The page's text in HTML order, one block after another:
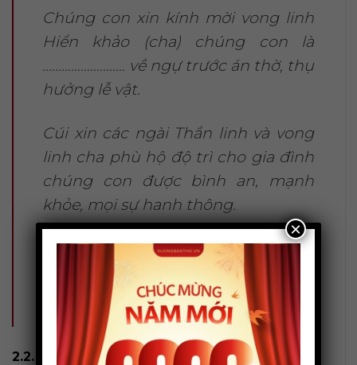
Chúng con xin kính mời vong linh
Hiển khảo (cha) chúng con là
…………………….. về ngự trước án thờ, thụ
hưởng lễ vật.
Cúi xin các ngài Thần linh và vong
linh cha phù hộ độ trì cho gia đình
chúng con được bình an, mạnh
khỏe, mọi sự hanh thông.
Lễ bạc tâm thành, xin được chứng
Nam mô A Di Đà Phật! (3 lạy)
2.2. Mẫu văn khấn giỗ Mẹ (giỗ Mẹ)
×